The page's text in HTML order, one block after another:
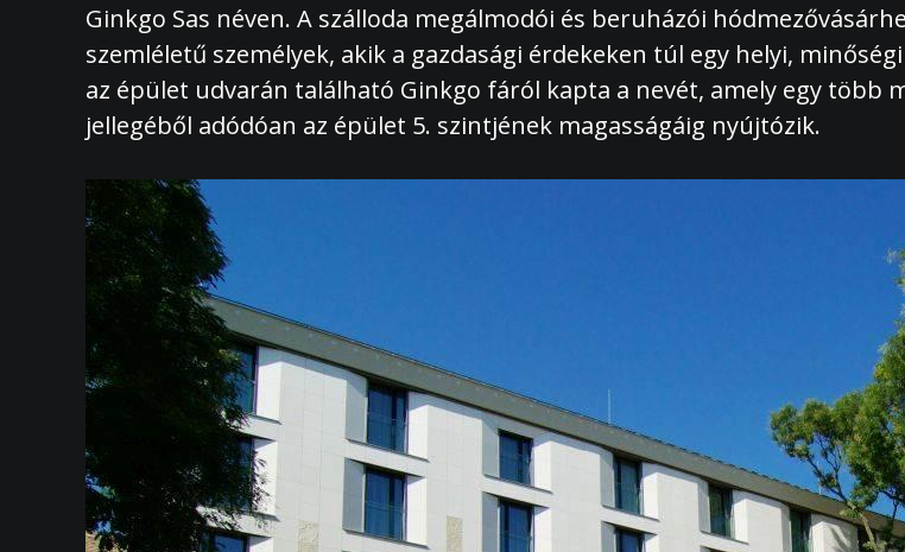
Ginkgo Sas néven. A szálloda megálmodói és beruházói
szemléletű személyek, akik a gazdasági érdekeken túl egy helyi,
az épület udvarán található Ginkgo fáról kapta a nevét, amely egy több
jellegéből adódóan az épület 5. szintjének magasságáig nyújtózik.